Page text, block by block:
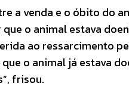
a venda e o óbito do
o animal estava
ao ressarcimento
o animal já estava
frisou.